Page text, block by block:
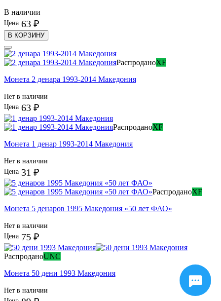
В наличии
Цена 63 ₽
В КОРЗИНУ
РаспроданоXF
Монета 2 денара 1993-2014 Македония
Нет в наличии
Цена 63 ₽
РаспроданоXF
Монета 1 денар 1993-2014 Македония
Нет в наличии
Цена 31 ₽
РаспроданоXF
Монета 5 денаров 1995 Македония «50 лет ФАО»
Нет в наличии
Цена 75 ₽
РаспроданоUNC
Монета 50 дени 1993 Македония
Нет в наличии